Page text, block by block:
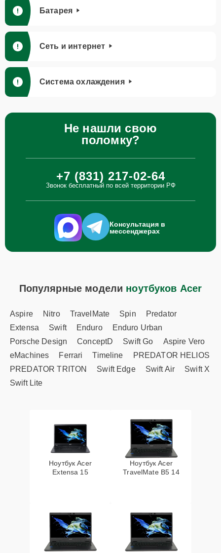
Батарея
Сеть и интернет
Система охлаждения
Не нашли свою
поломку?
+7 (831) 217-02-64
Звонок бесплатный по всей территории РФ
Консультация в
мессенджерах
Популярные модели ноутбуков Acer
Aspire Nitro TravelMate Spin
Predator
Extensa
Swift Enduro
Enduro Urban
Porsche Design
ConceptD Swift Go
Aspire Vero
eMachines
Ferrari Timeline
PREDATOR HELIOS
PREDATOR TRITON
Swift Edge Swift Air
Swift X
Swift Lite
Ноутбук Acer
Extensa 15
Ноутбук Acer
TravelMate B5 14